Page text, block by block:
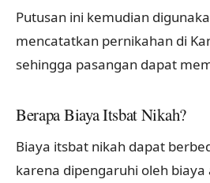
Putusan ini kemudian
mencatatkan pernikahan di
sehingga pasangan dapat
Berapa Biaya Itsbat Nikah?
Biaya itsbat nikah dapat
karena dipengaruhi oleh